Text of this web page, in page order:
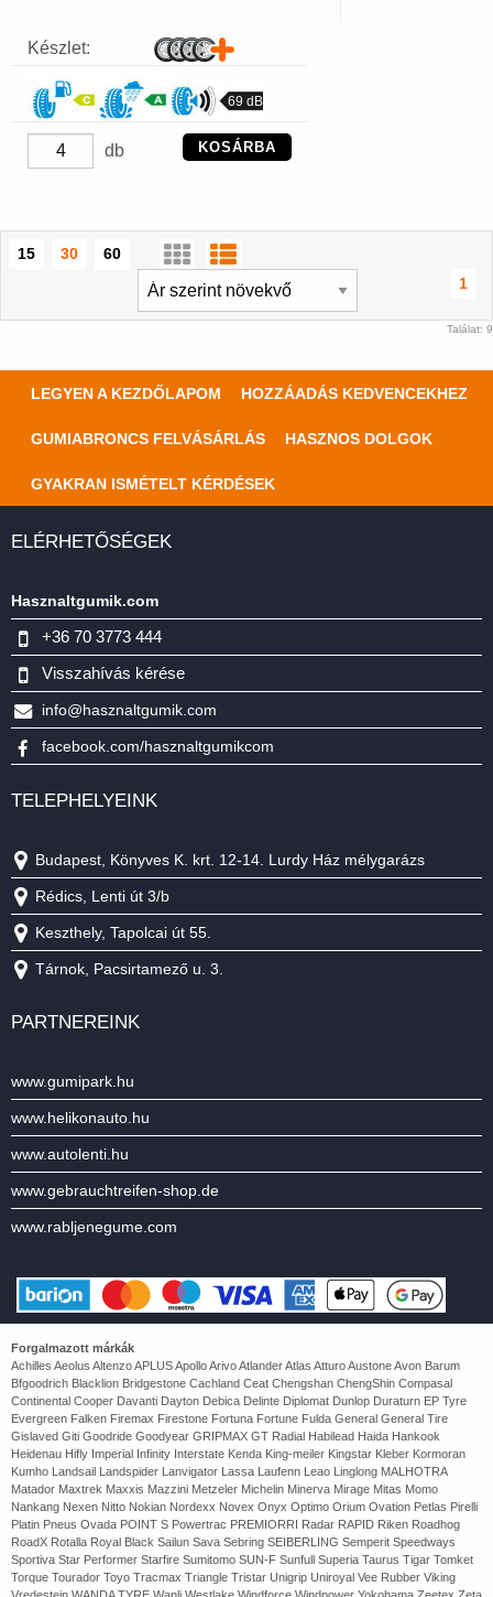
Készlet:
69 dB
db KOSÁRBA
15 30
60
1
Találat: 9
LEGYEN A KEZDŐLAPOM HOZZÁADÁS KEDVENCEKHEZ
GUMIABRONCS FELVÁSÁRLÁS HASZNOS DOLGOK
GYAKRAN ISMÉTELT KÉRDÉSEK
ELÉRHETŐSÉGEK
Hasznaltgumik.com
+36 70 3773 444
Visszahívás kérése
info@hasznaltgumik.com
facebook.com/hasznaltgumikcom
TELEPHELYEINK
Budapest, Könyves K. krt. 12-14. Lurdy Ház mélygarázs
Rédics, Lenti út 3/b
Keszthely, Tapolcai út 55.
Tárnok, Pacsirtamező u. 3.
PARTNEREINK
www.gumipark.hu
www.helikonauto.hu
www.autolenti.hu
www.gebrauchtreifen-shop.de
www.rabljenegume.com
Forgalmazott márkák
Achilles Aeolus Altenzo APLUS Apollo Arivo Atlander Atlas Atturo Austone Avon Barum
Bfgoodrich Blacklion Bridgestone Cachland Ceat Chengshan ChengShin Compasal
Continental Cooper Davanti Dayton Debica Delinte Diplomat Dunlop Duraturn EP Tyre
Evergreen Falken Firemax Firestone Fortuna Fortune Fulda General General Tire
Gislaved Giti Goodride Goodyear GRIPMAX GT Radial Habilead Haida Hankook
Heidenau Hifly Imperial Infinity Interstate Kenda King-meiler Kingstar Kleber Kormoran
Kumho Landsail Landspider Lanvigator Lassa Laufenn Leao Linglong MALHOTRA
Matador Maxtrek Maxxis Mazzini Metzeler Michelin Minerva Mirage Mitas Momo
Nankang Nexen Nitto Nokian Nordexx Novex Onyx Optimo Orium Ovation Petlas Pirelli
Platin Pneus Ovada POINT S Powertrac PREMIORRI Radar RAPID Riken Roadhog
RoadX Rotalla Royal Black Sailun Sava Sebring SEIBERLING Semperit Speedways
Sportiva Star Performer Starfire Sumitomo SUN-F Sunfull Superia Taurus Tigar Tomket
Torque Tourador Toyo Tracmax Triangle Tristar Unigrip Uniroyal Vee Rubber Viking